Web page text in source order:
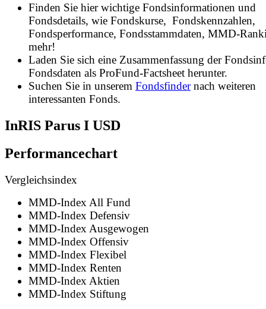
Finden Sie hier wichtige Fondsinformationen und
Fondsdetails, wie Fondskurse, Fondskennzahlen,
Fondsperformance, Fondsstammdaten, MMD-
mehr!
Laden Sie sich eine Zusammenfassung der
Fondsdaten als ProFund-Factsheet herunter.
Suchen Sie in unserem Fondsfindernach weiteren
interessanten Fonds.
InRIS Parus I USD
Performancechart
Vergleichsindex
MMD-Index All Fund
MMD-Index Defensiv
MMD-Index Ausgewogen
MMD-Index Offensiv
MMD-Index Flexibel
MMD-Index Renten
MMD-Index Aktien
MMD-Index Stiftung